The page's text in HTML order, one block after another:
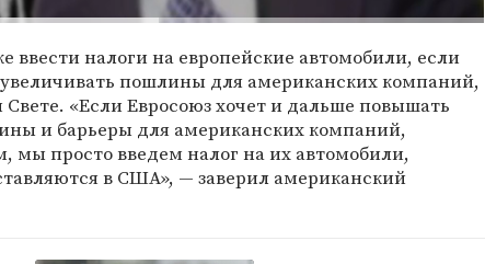
ввести налоги на европейские автомобили, если
пошлины для американских компаний,
«Если Евросоюз хочет и дальше повышать
и барьеры для американских компаний,
мы просто введем налог на их автомобили,
в США», — заверил американский